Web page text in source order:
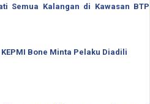
Semua Kalangan di Kawasan BTP
Bone Minta Pelaku Diadili